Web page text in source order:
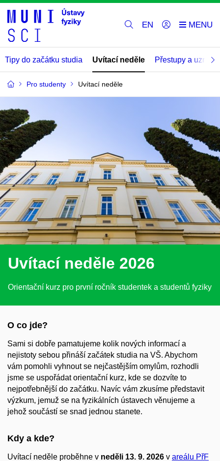
EN
Tipy do začátku studia Uvítací neděle Přestupy a
Pro studenty Uvítací neděle
Uvítací neděle 2026
Orientační kurz pro první ročník studentek a studentů fyziky
O co jde?
Sami si dobře pamatujeme kolik nových informací a
nejistoty sebou přináší začátek studia na VŠ. Abychom
vám pomohli vyhnout se nejčastějším omylům, rozhodli
jsme se uspořádat orientační kurz, kde se dozvíte to
nejpotřebnější do začátku. Navíc vám zkusíme představit
výzkum, jemuž se na fyzikálních ústavech věnujeme a
jehož součástí se snad jednou stanete.
Kdy a kde?
Uvítací neděle proběhne v neděli 13. 9. 2026 v areálu PřF